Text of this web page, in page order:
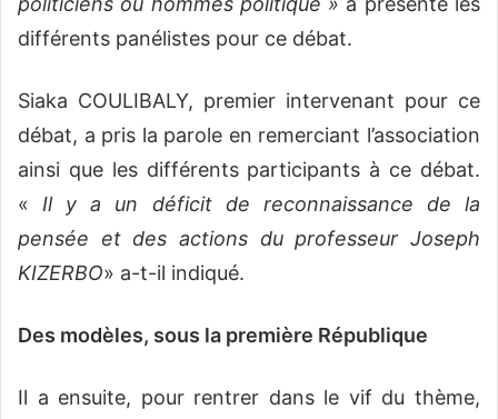
différents panélistes pour ce débat.
Siaka COULIBALY, premier intervenant pour ce
débat, a pris la parole en remerciant l’association
ainsi que les différents participants à ce débat.
«Il y a un déficit de reconnaissance de la
pensée et des actions du professeur Joseph
KIZERBO» a-t-il indiqué.
Des modèles, sous la première République
Il a ensuite, pour rentrer dans le vif du thème,